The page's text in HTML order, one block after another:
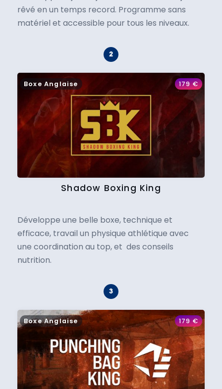
rêvé en un temps record. Programme sans
matériel et accessible pour tous les niveaux.
Boxe Anglaise 179€
Shadow Boxing King
Développe une belle boxe, technique et
efficace, travail un physique athlétique avec
une coordination au top, et des conseils
nutrition.
Boxe Anglaise 179€